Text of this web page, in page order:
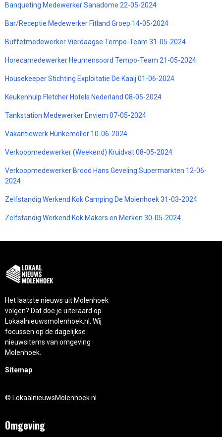
Banqueting Medewerker Sanadome 22-05-2024
Bar/Receptie Medewerker Fitland Groep 14-05-2024
Buffetmedewerker Vierdaagse Tempo-Team 31-05-2024
Horecamedewerker Heumensoord Tempo-Team 21-05-2024
Housekeeper Stichting Exploitatie De Kaaij 01-06-2024
Keukenhulp Fletcher Hotels Nederland 08-05-2024
Tankstation Medewerker Enviem 07-05-2024
Vakantiewerk Hunkemöller 10-06-2024
Verkoopmedewerker (Weekend) Kruidvat 08-05-2024
Verkoopmedewerker Brood Hans Geveling Supermarkten 12-06-
2024
Zelfstandig Werkend Kok Camping De Molenhoek 31-03-2024
Zelfstandig Werkend Kok Makers en Merken 30-05-2024
Het laatste nieuws uit Molenhoek
volgen? Dat doe je uiteraard op
Lokaalnieuwsmolenhoek.nl. Wij
focussen op de dagelijkse
nieuwsitems van omgeving
Molenhoek.
Sitemap
© LokaalnieuwsMolenhoek.nl
Omgeving